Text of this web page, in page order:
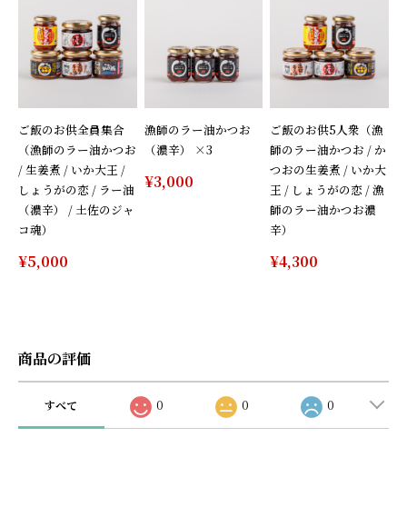
ご飯のお供全員集合
（漁師のラー油かつお
/ 生姜煮 / いか大王 /
しょうがの恋 / ラー油
（濃辛） / 土佐のジャ
コ魂）
¥5,000
漁師のラー油かつお
（濃辛） ×3
¥3,000
ご飯のお供5人衆（漁
師のラー油かつお / か
つおの生姜煮 / いか大
王 / しょうがの恋 / 漁
師のラー油かつお濃
辛）
¥4,300
商品の評価
すべて 0 0 0